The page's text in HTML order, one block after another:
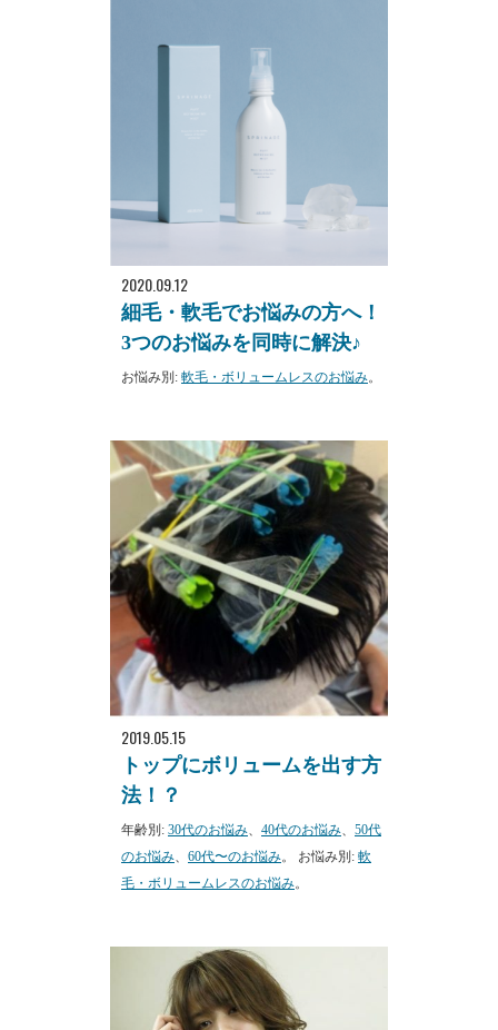
2020.09.12
細毛・軟毛でお悩みの方へ！
3つのお悩みを同時に解決♪
お悩み別: 軟毛・ボリュームレスのお悩み。
2019.05.15
トップにボリュームを出す方
法！？
年齢別: 30代のお悩み 40代のお悩み
50代
のお悩み
60代〜のお悩み。 お悩み別: 軟
毛・ボリュームレスのお悩み。